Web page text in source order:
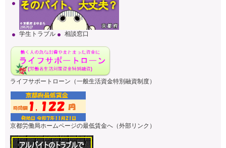
学生トラブル 相談窓口
ライフサポートローン（一般生活資金特別融資制度）
京都労働局ホームページの最低賃金へ（外部リンク）